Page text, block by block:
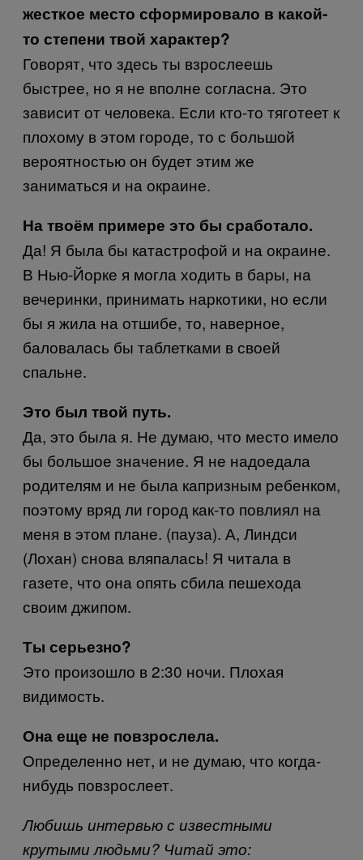
жесткое место сформировало в какой-
то степени твой характер?
Говорят, что здесь ты взрослеешь
быстрее, но я не вполне согласна. Это
зависит от человека. Если кто-то тяготеет к
плохому в этом городе, то с большой
вероятностью он будет этим же
заниматься и на окраине.
На твоём примере это бы сработало.
Да! Я была бы катастрофой и на окраине.
В Нью-Йорке я могла ходить в бары, на
вечеринки, принимать наркотики, но если
бы я жила на отшибе, то, наверное,
баловалась бы таблетками в своей
спальне.
Это был твой путь.
Да, это была я. Не думаю, что место имело
бы большое значение. Я не надоедала
родителям и не была капризным ребенком,
поэтому вряд ли город как-то повлиял на
меня в этом плане. (пауза). А, Линдси
(Лохан) снова вляпалась! Я читала в
газете, что она опять сбила пешехода
своим джипом.
Ты серьезно?
Это произошло в 2:30 ночи. Плохая
видимость.
Она еще не повзрослела.
Определенно нет, и не думаю, что когда-
нибудь повзрослеет.
Любишь интервью с известными
крутыми людьми? Читай это: